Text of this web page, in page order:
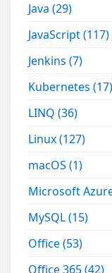
Java(29)
JavaScript(117)
Jenkins(7)
Kubernetes(17)
LINQ(36)
Linux(127)
macOS(1)
Microsoft
MySQL(15)
Office(53)
Office 365(42)